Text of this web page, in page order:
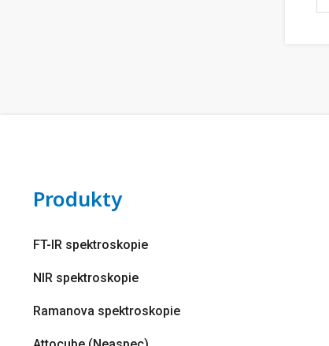
Produkty
FT-IR spektroskopie
NIR spektroskopie
Ramanova spektroskopie